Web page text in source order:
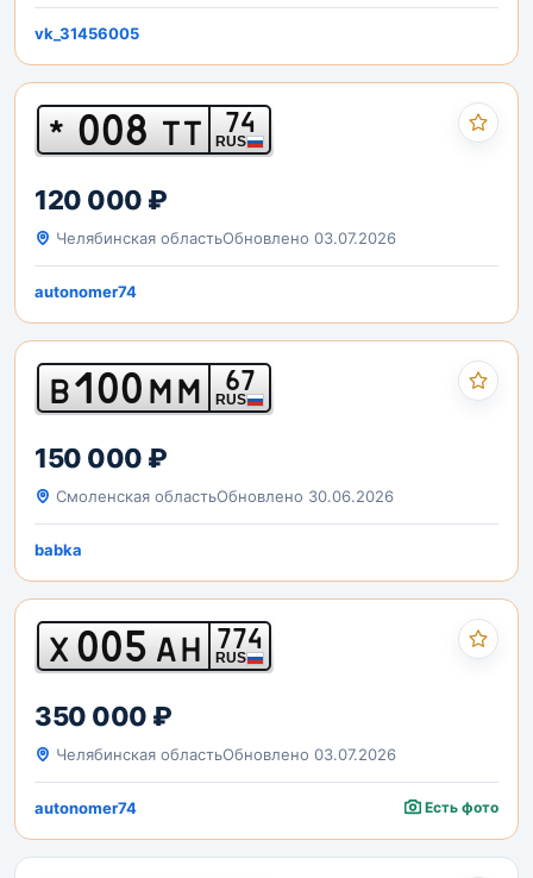
vk_31456005
* 008 ТТ 74
RUS
120 000 ₽
Челябинская областьОбновлено 03.07.2026
autonomer74
В100ММ 67
RUS
150 000 ₽
Смоленская областьОбновлено 30.06.2026
babka
Х 005 АН 774
RUS
350 000 ₽
Челябинская областьОбновлено 03.07.2026
autonomer74 Есть фото